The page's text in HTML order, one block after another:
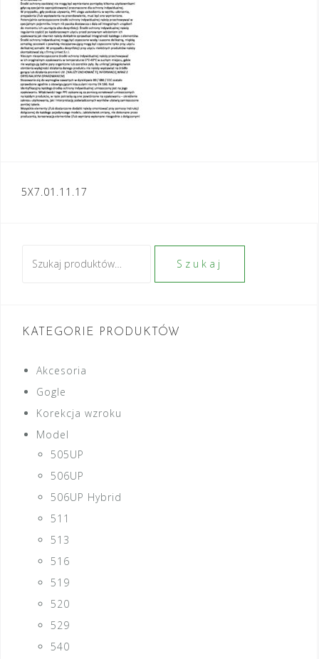
Nawigacja
5X7.01.11.17
Szukaj
KATEGORIE PRODUKTÓW
Akcesoria
Gogle
Korekcja wzroku
Model
505UP
506UP
506UP Hybrid
511
513
516
519
520
529
540